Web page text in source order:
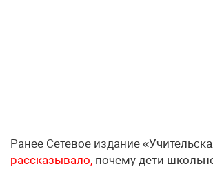
Ранее Сетевое издание
рассказывало, почему дети